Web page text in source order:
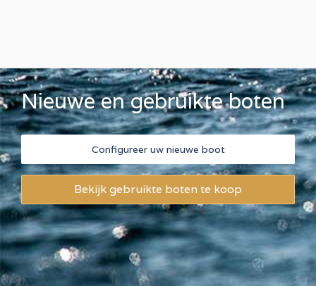
Nieuwe en gebruikte boten
Configureer uw nieuwe boot
Bekijk gebruikte boten te koop